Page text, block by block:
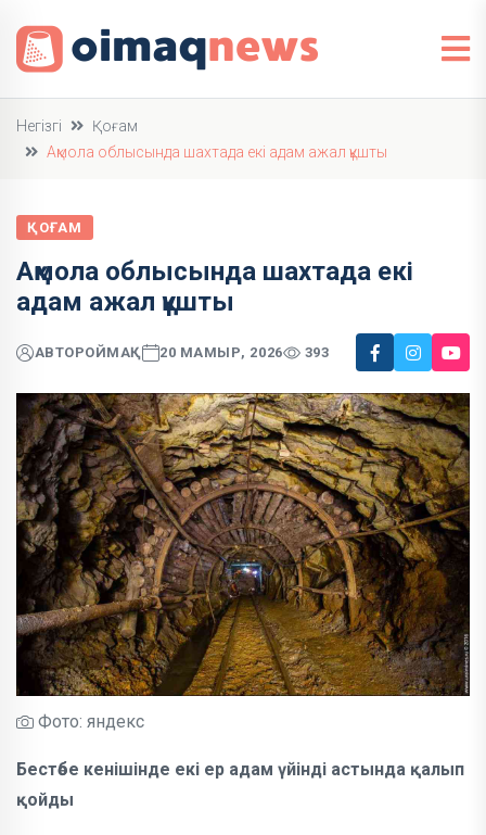
Негізгі
Қоғам
Ақмола облысында шахтада екі адам ажал құшты
ҚОҒАМ
Ақмола облысында шахтада екі
адам ажал құшты
АВТОРОЙМАҚ 20 МАМЫР, 2026 393
Фото: яндекс
Бестөбе кенішінде екі ер адам үйінді астында қалып
қойды